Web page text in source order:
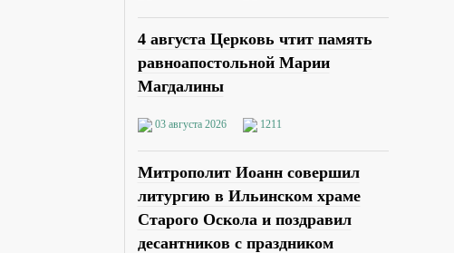
4 августа Церковь чтит память
равноапостольной Марии
Магдалины
03 августа 2026 1211
Митрополит Иоанн совершил
литургию в Ильинском храме
Старого Оскола и поздравил
десантников с праздником